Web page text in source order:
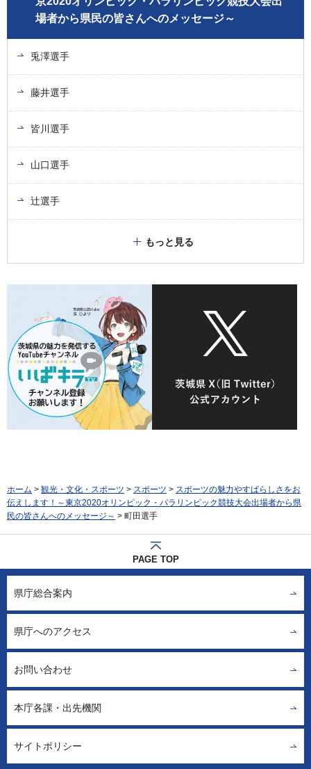
場者から県民の皆さんへのメッセージ～
兎澤選手
藤井選手
皆川選手
山口選手
辻選手
もっと見る
ホーム > 観光・文化・スポーツ > スポーツ > スポーツの魅力やすばらしさをお
伝えします！～東京2020オリンピック・パラリンピック競技大会出場者から県
民の皆さんへのメッセージ～ > 町田選手
PAGE TOP
県庁総合案内
県庁へのアクセス
お問い合わせ
本庁各課・出先機関
サイトポリシー